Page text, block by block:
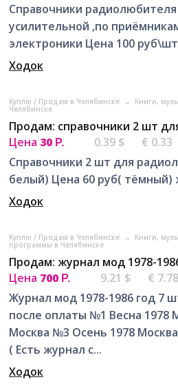
Справочники
усилительной ,по
электроники Цена 100
Ходок
Куплю / Продам в Челябинске → Книги,
Челябинске
Продам: справочники 2 шт
Цена 30 Р. 0.39 $
€ 0.33
Справочники 2 шт для
белый) Цена 60 руб( тёмный)
Ходок
Куплю / Продам в Челябинске → Книги,
программы в Челябинске
Продам: журнал мод 1978-
Цена 700 Р. 9.21 $
€ 7.78
Журнал мод 1978-1986 год 7
после оплаты №1 Весна 1978
Москва №3 Осень 1978
( Есть журнал с...
Ходок